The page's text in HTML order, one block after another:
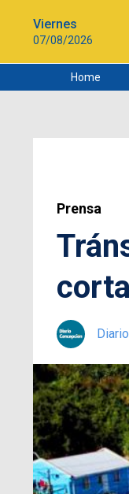
Viernes
07/08/2026
Home
Prensa